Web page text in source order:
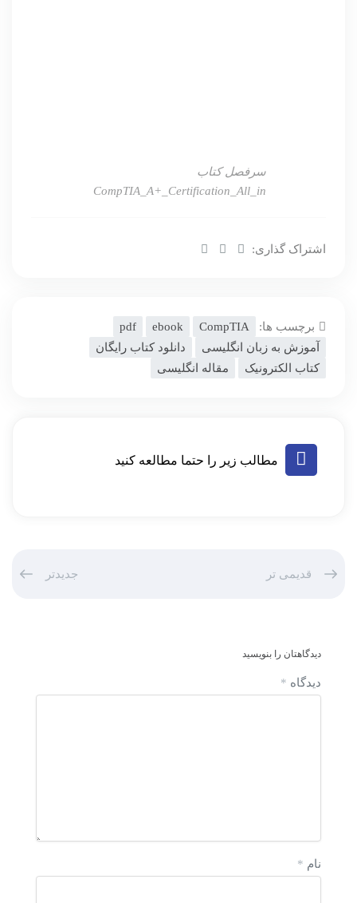
سرفصل کتاب
CompTIA_A+_Certification_All_in
اشتراک گذاری:
برچسب ها: CompTIA
ebook
pdf
آموزش به زبان انگلیسی
دانلود کتاب رایگان
کتاب الکترونیک
مقاله انگلیسی
مطالب زیر را حتما مطالعه کنید
قدیمی تر جدیدتر
دیدگاهتان را بنویسید
دیدگاه *
نام *